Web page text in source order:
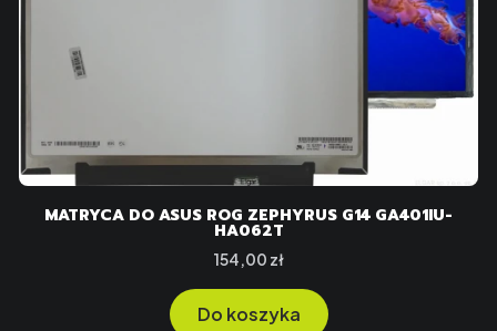
MATRYCA DO ASUS ROG ZEPHYRUS G14 GA401IU-
HA062T
Cena
154,00 zł
Do koszyka